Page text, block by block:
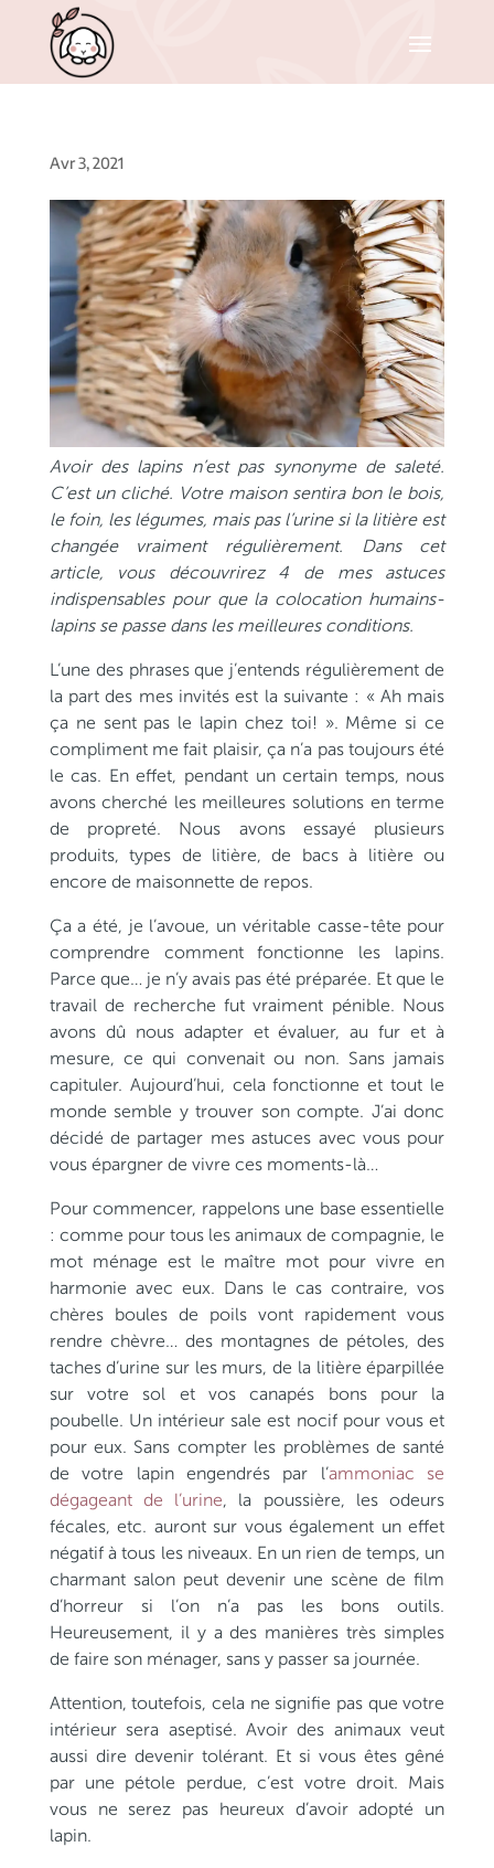
Avr 3, 2021
Avoir des lapins n’est pas synonyme de saleté.
C’est un cliché. Votre maison sentira bon le bois,
le foin, les légumes, mais pas l’urine si la litière est
changée vraiment régulièrement. Dans cet
article, vous découvrirez 4 de mes astuces
indispensables pour que la colocation humains-
lapins se passe dans les meilleures conditions.
L’une des phrases que j’entends régulièrement de
la part des mes invités est la suivante : « Ah mais
ça ne sent pas le lapin chez toi! ». Même si ce
compliment me fait plaisir, ça n’a pas toujours été
le cas. En effet, pendant un certain temps, nous
avons cherché les meilleures solutions en terme
de propreté. Nous avons essayé plusieurs
produits, types de litière, de bacs à litière ou
encore de maisonnette de repos.
Ça a été, je l’avoue, un véritable casse-tête pour
comprendre comment fonctionne les lapins.
Parce que… je n’y avais pas été préparée. Et que le
travail de recherche fut vraiment pénible. Nous
avons dû nous adapter et évaluer, au fur et à
mesure, ce qui convenait ou non. Sans jamais
capituler. Aujourd’hui, cela fonctionne et tout le
monde semble y trouver son compte. J’ai donc
décidé de partager mes astuces avec vous pour
vous épargner de vivre ces moments-là…
Pour commencer, rappelons une base essentielle
: comme pour tous les animaux de compagnie, le
mot ménage est le maître mot pour vivre en
harmonie avec eux. Dans le cas contraire, vos
chères boules de poils vont rapidement vous
rendre chèvre… des montagnes de pétoles, des
taches d’urine sur les murs, de la litière éparpillée
sur votre sol et vos canapés bons pour la
poubelle. Un intérieur sale est nocif pour vous et
pour eux. Sans compter les problèmes de santé
de votre lapin engendrés par l’ammoniac se
dégageant de l’urine, la poussière, les odeurs
fécales, etc. auront sur vous également un effet
négatif à tous les niveaux. En un rien de temps, un
charmant salon peut devenir une scène de film
d’horreur si l’on n’a pas les bons outils.
Heureusement, il y a des manières très simples
de faire son ménager, sans y passer sa journée.
Attention, toutefois, cela ne signifie pas que votre
intérieur sera aseptisé. Avoir des animaux veut
aussi dire devenir tolérant. Et si vous êtes gêné
par une pétole perdue, c’est votre droit. Mais
vous ne serez pas heureux d’avoir adopté un
lapin.